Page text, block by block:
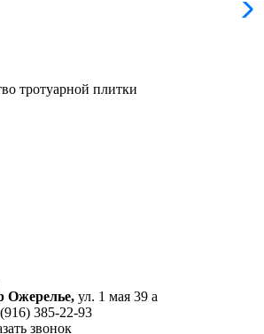
тротуарной плитки
Ожерелье, ул. 1 мая 39 а
385-22-93
звонок